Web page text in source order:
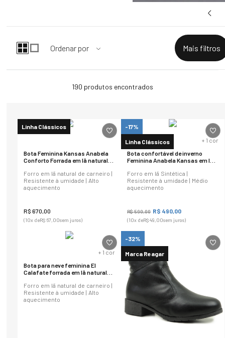
190 produtos
Linha Clássicos
Bota Feminina Kansas Anabela
Conforto Forrada em lã natural
Forro em lã natural de carneiro |
Resistente à umidade | Alto
aquecimento
R$ 670 00
(10x deR$ 67,00sem juros)
-17%
Linha Clássicos + 1 cor
Bota confortável de inverno
Feminina Anabela Kansas em lã
Forro em lã Sintética |
Resistente à umidade | Médio
aquecimento
R$590,00 R$ 490 00
(10x deR$49,00sem juros)
+ 1 cor
Bota para neve feminina El
Calafate forrada em lã natural
Forro em lã natural de carneiro |
Resistente à umidade | Alto
aquecimento
-32%
Marca Reagar